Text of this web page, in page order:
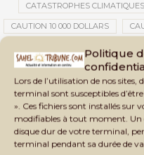
Politique
Lors de l’utilisation de nos
terminal sont susceptibles
». Ces fichiers sont installés sur
modifiables à tout moment. Un
disque dur de votre terminal,
terminal pendant sa durée de
CATASTROPHES CLIMATIQUES
CAUTION 10 000 DOLLARS
CEMAPI CEN-
CENTRAFRIQUE
CENTRALE SOLAIRE DE
CENTRE
CENTRE DE SANTÉ